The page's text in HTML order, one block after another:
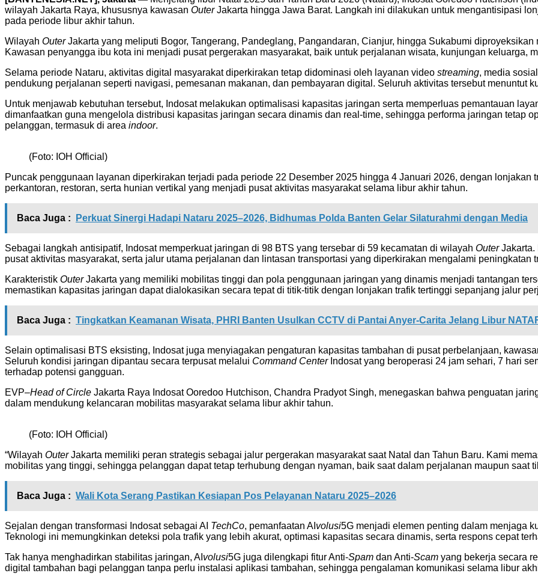
wilayah Jakarta Raya, khususnya kawasan OuterJakarta hingga Jawa Barat. Langkah ini dilakukan untuk mengantisipasi
pada periode libur akhir tahun.
Wilayah OuterJakarta yang meliputi Bogor, Tangerang, Pandeglang, Pangandaran, Cianjur, hingga Sukabumi
Kawasan penyangga ibu kota ini menjadi pusat pergerakan masyarakat, baik untuk perjalanan wisata, kunjungan keluarga,
Selama periode Nataru, aktivitas digital masyarakat diperkirakan tetap didominasi oleh layanan video streaming, media
pendukung perjalanan seperti navigasi, pemesanan makanan, dan pembayaran digital. Seluruh aktivitas tersebut menuntut
Untuk menjawab kebutuhan tersebut, Indosat melakukan optimalisasi kapasitas jaringan serta memperluas pemantauan
dimanfaatkan guna mengelola distribusi kapasitas jaringan secara dinamis dan real-time, sehingga performa jaringan tetap
pelanggan, termasuk di area indoor.
(Foto: IOH Official)
Puncak penggunaan layanan diperkirakan terjadi pada periode 22 Desember 2025 hingga 4 Januari 2026, dengan
perkantoran, restoran, serta hunian vertikal yang menjadi pusat aktivitas masyarakat selama libur akhir tahun.
Baca Juga : Perkuat Sinergi Hadapi Nataru 2025–2026, Bidhumas Polda Banten Gelar Silaturahmi dengan Media
Sebagai langkah antisipatif, Indosat memperkuat jaringan di 98 BTS yang tersebar di 59 kecamatan di wilayah OuterJakarta.
pusat aktivitas masyarakat, serta jalur utama perjalanan dan lintasan transportasi yang diperkirakan mengalami peningkatan
Karakteristik OuterJakarta yang memiliki mobilitas tinggi dan pola penggunaan jaringan yang dinamis menjadi tantangan
memastikan kapasitas jaringan dapat dialokasikan secara tepat di titik-titik dengan lonjakan trafik tertinggi sepanjang jalur
Baca Juga : Tingkatkan Keamanan Wisata, PHRI Banten Usulkan CCTV di Pantai Anyer-Carita Jelang Libur
Selain optimalisasi BTS eksisting, Indosat juga menyiagakan pengaturan kapasitas tambahan di pusat perbelanjaan,
Seluruh kondisi jaringan dipantau secara terpusat melalui Command CenterIndosat yang beroperasi 24 jam sehari, 7 hari
terhadap potensi gangguan.
EVP–Head of Circle Jakarta Raya Indosat Ooredoo Hutchison, Chandra Pradyot Singh, menegaskan bahwa penguatan
dalam mendukung kelancaran mobilitas masyarakat selama libur akhir tahun.
(Foto: IOH Official)
“Wilayah OuterJakarta memiliki peran strategis sebagai jalur pergerakan masyarakat saat Natal dan Tahun Baru. Kami
mobilitas yang tinggi, sehingga pelanggan dapat tetap terhubung dengan nyaman, baik saat dalam perjalanan maupun saat
Baca Juga : Wali Kota Serang Pastikan Kesiapan Pos Pelayanan Nataru 2025–2026
Sejalan dengan transformasi Indosat sebagai AI TechCo, pemanfaatan AI volusi5G menjadi elemen penting dalam menjaga
Teknologi ini memungkinkan deteksi pola trafik yang lebih akurat, optimasi kapasitas secara dinamis, serta respons cepat
Tak hanya menghadirkan stabilitas jaringan, AI volusi5G juga dilengkapi fitur Anti-Spam dan Anti-Scam yang bekerja secara
digital tambahan bagi pelanggan tanpa perlu instalasi aplikasi tambahan, sehingga pengalaman komunikasi selama libur